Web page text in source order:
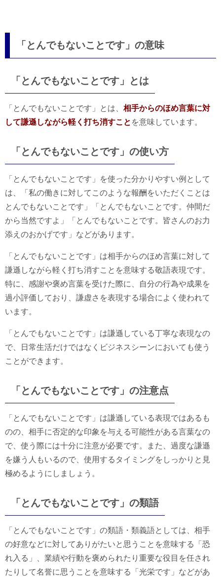
「とんでもないことです」の意味
「とんでもないことです」とは
「とんでもないことです」とは、 相手からのほめ言葉に対
して謙遜しながら軽く打ち消すこと を意味しています。
「とんでもないことです」の使い方
「とんでもないことです」を使った分かりやすい例として
は、「私の働きに対してこのような報酬をいただくことは
とんでもないことです」「とんでもないことです。仲間だ
から当然ですよ」「とんでもないことです。皆さんのお力
添えのおかげです」などがあります。
「とんでもないことです」は相手からのほめ言葉に対して
謙遜しながら軽く打ち消すことを意味する敬語表現です。
特に、感謝や褒め言葉を受けた際に、自分の行為や成果を
過小評価しており、謙虚さを表現する場合によく使われて
います。
「とんでもないことです」は謙遜している丁寧な表現なの
で、日常生活だけではなくビジネスシーンにおいても使う
ことができます。
「とんでもないことです」の注意点
「とんでもないことです」は謙遜している表現ではあるも
のの、相手に否定的な印象を与える可能性がある言葉なの
で、使う際には十分に注意が必要です。また、過度な謙遜
を嫌う人もいるので、使用するタイミングをしっかりと見
極めるようにしましょう。
「とんでもないことです」の類語
「とんでもないことです」の類語・類義語としては、相手
の好意などに対してありがたいと思うことを意味する「恐
れ入る」、業績や行動を褒められたり重要な役目を任され
たりして名誉に思うことを意味する「光栄です」などがあ